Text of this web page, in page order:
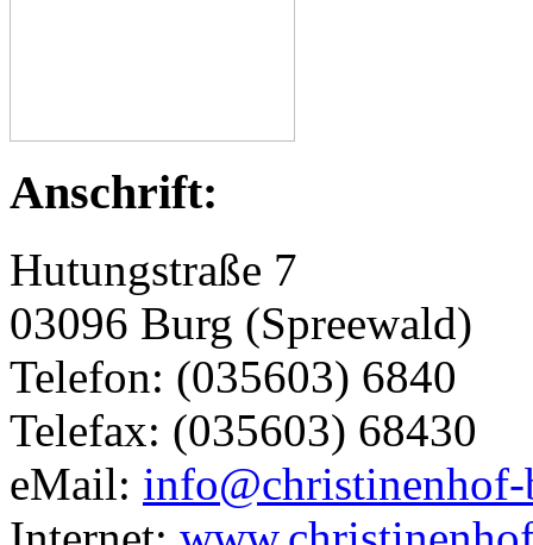
Anschrift:
Hutungstraße 7
03096 Burg (Spreewald)
Telefon: (035603) 6840
Telefax: (035603) 68430
eMail: info@christinenhof-